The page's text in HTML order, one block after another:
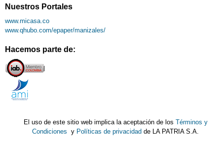
Nuestros Portales
www.micasa.co
www.qhubo.com/epaper/manizales/
Hacemos parte de:
El uso de este sitio web implica la aceptación de los Términos y
Condiciones y Políticas de privacidad de LA PATRIA S.A.